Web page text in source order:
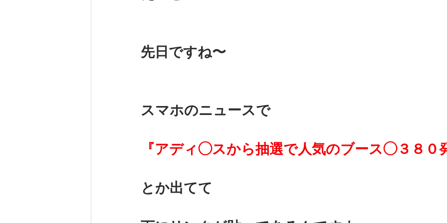
先日ですね〜
スマホのニュースで
『アディ◯スから抽選で人気のブース◯３８０
とか出てて